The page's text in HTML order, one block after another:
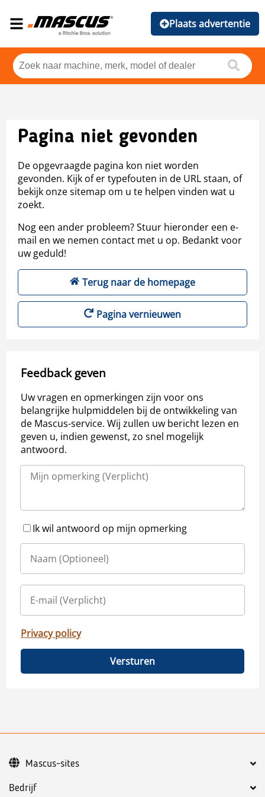
Plaats advertentie
Pagina niet gevonden
De opgevraagde pagina kon niet worden
gevonden. Kijk of er typefouten in de URL staan, of
bekijk onze sitemap om u te helpen vinden wat u
zoekt.
Nog een ander probleem? Stuur hieronder een e-
mail en we nemen contact met u op. Bedankt voor
uw geduld!
Terug naar de homepage
Pagina vernieuwen
Feedback geven
Uw vragen en opmerkingen zijn voor ons
belangrijke hulpmiddelen bij de ontwikkeling van
de Mascus-service. Wij zullen uw bericht lezen en
geven u, indien gewenst, zo snel mogelijk
antwoord.
Ik wil antwoord op mijn opmerking
Privacy policy
Versturen
Bedrijf
Mascus-sites